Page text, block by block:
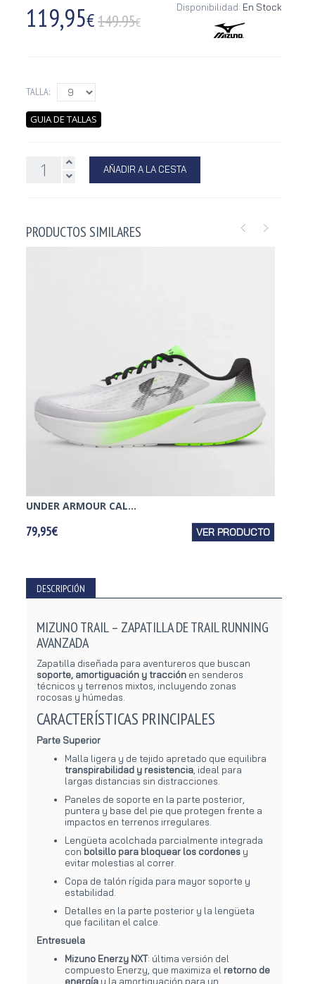
119,95€149.95€
Disponibilidad: En Stock
TALLA:
GUIA DE TALLAS
AÑADIR A LA CESTA
PRODUCTOS SIMILARES
UNDER ARMOUR CAL...
79,95€ VER PRODUCTO
DESCRIPCIÓN
MIZUNO TRAIL – ZAPATILLA DE TRAIL RUNNING
AVANZADA
Zapatilla diseñada para aventureros que buscan
soporte, amortiguación y tracción en senderos
técnicos y terrenos mixtos, incluyendo zonas
rocosas y húmedas.
CARACTERÍSTICAS PRINCIPALES
Parte Superior
Malla ligera y de tejido apretado que equilibra
transpirabilidad y resistencia , ideal para
largas distancias sin distracciones.
Paneles de soporte en la parte posterior,
puntera y base del pie que protegen frente a
impactos en terrenos irregulares.
Lengüeta acolchada parcialmente integrada
con bolsillo para bloquear los cordones y
evitar molestias al correr.
Copa de talón rígida para mayor soporte y
estabilidad.
Detalles en la parte posterior y la lengüeta
que facilitan el calce.
Entresuela
Mizuno Enerzy NXT: última versión del
compuesto Enerzy, que maximiza el retorno de
energía y la amortiguación para un